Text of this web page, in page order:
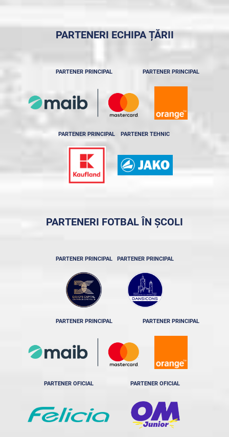
PARTENERI ECHIPA ȚĂRII
PARTENER PRINCIPAL PARTENER PRINCIPAL
PARTENER PRINCIPAL PARTENER TEHNIC
PARTENERI FOTBAL ÎN ȘCOLI
PARTENER PRINCIPAL PARTENER PRINCIPAL
PARTENER PRINCIPAL PARTENER PRINCIPAL
PARTENER OFICIAL PARTENER OFICIAL